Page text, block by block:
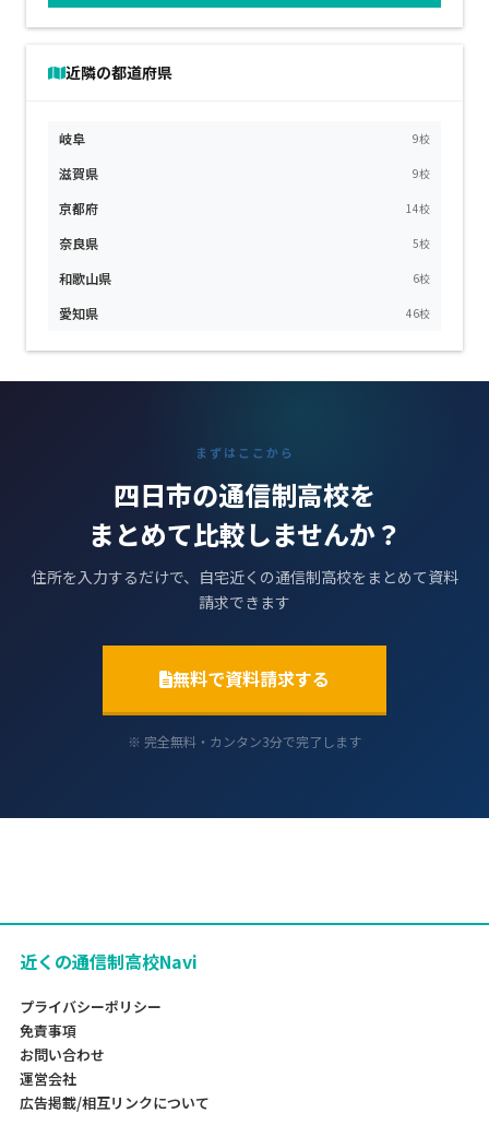
近隣の都道府県
岐阜 9校
滋賀県 9校
京都府 14校
奈良県 5校
和歌山県 6校
愛知県 46校
まずはここから
四日市の通信制高校を
まとめて比較しませんか？
住所を入力するだけで、自宅近くの通信制高校をまとめて資料
請求できます
無料で資料請求する
※ 完全無料・カンタン3分で完了します
近くの通信制高校Navi
プライバシーポリシー
免責事項
お問い合わせ
運営会社
広告掲載/相互リンクについて